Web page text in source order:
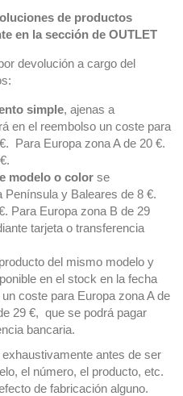
de productos
en la sección de OUTLET
devolución a cargo del
simple, ajenas a
en el reembolso un coste para
Para Europa zona A de 20 €.
modelo o color se
Península y Baleares de 8 €.
Para Europa zona B de 29
tarjeta o transferencia
del mismo modelo y
en el stock en la fecha
coste para Europa zona A de
29 €, que se podrá pagar
bancaria.
antes de ser
el número, el producto, etc.
de fabricación alguno.